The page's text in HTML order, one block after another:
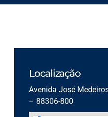
Localização
Avenida José
– 88306-800